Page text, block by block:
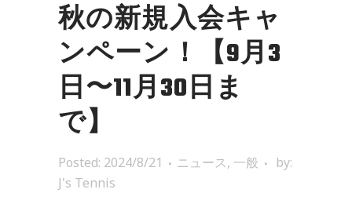
秋の新規入会キャ
ンペーン！【9月3
日〜11月30日ま
で】
Posted: 2024/8/21 ニュース, 一般
by:
J's Tennis